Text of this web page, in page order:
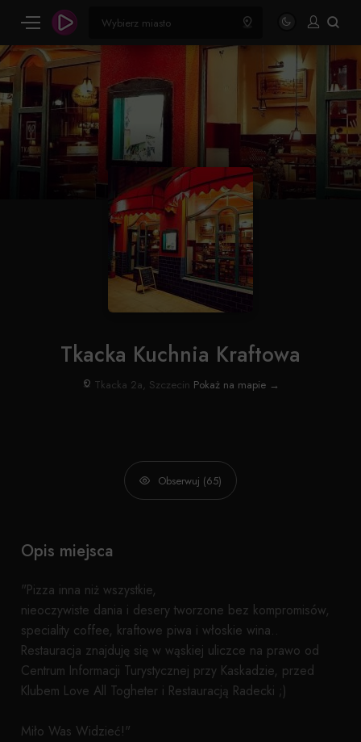
Tkacka Kuchnia Kraftowa
Tkacka 2a, Szczecin Pokaż na mapie →
Obserwuj (65)
Opis miejsca
"Pizza inna niż wszystkie,
nieoczywiste dania i desery tworzone bez kompromisów,
speciality coffee, kraftowe piwa i włoskie wina..
Restauracja znajduję się w wąskiej uliczce na prawo od
Centrum Informacji Turystycznej przy Kaskadzie, przed
Klubem Love All Togheter i Restauracją Radecki ;)
Miło Was Widzieć!"